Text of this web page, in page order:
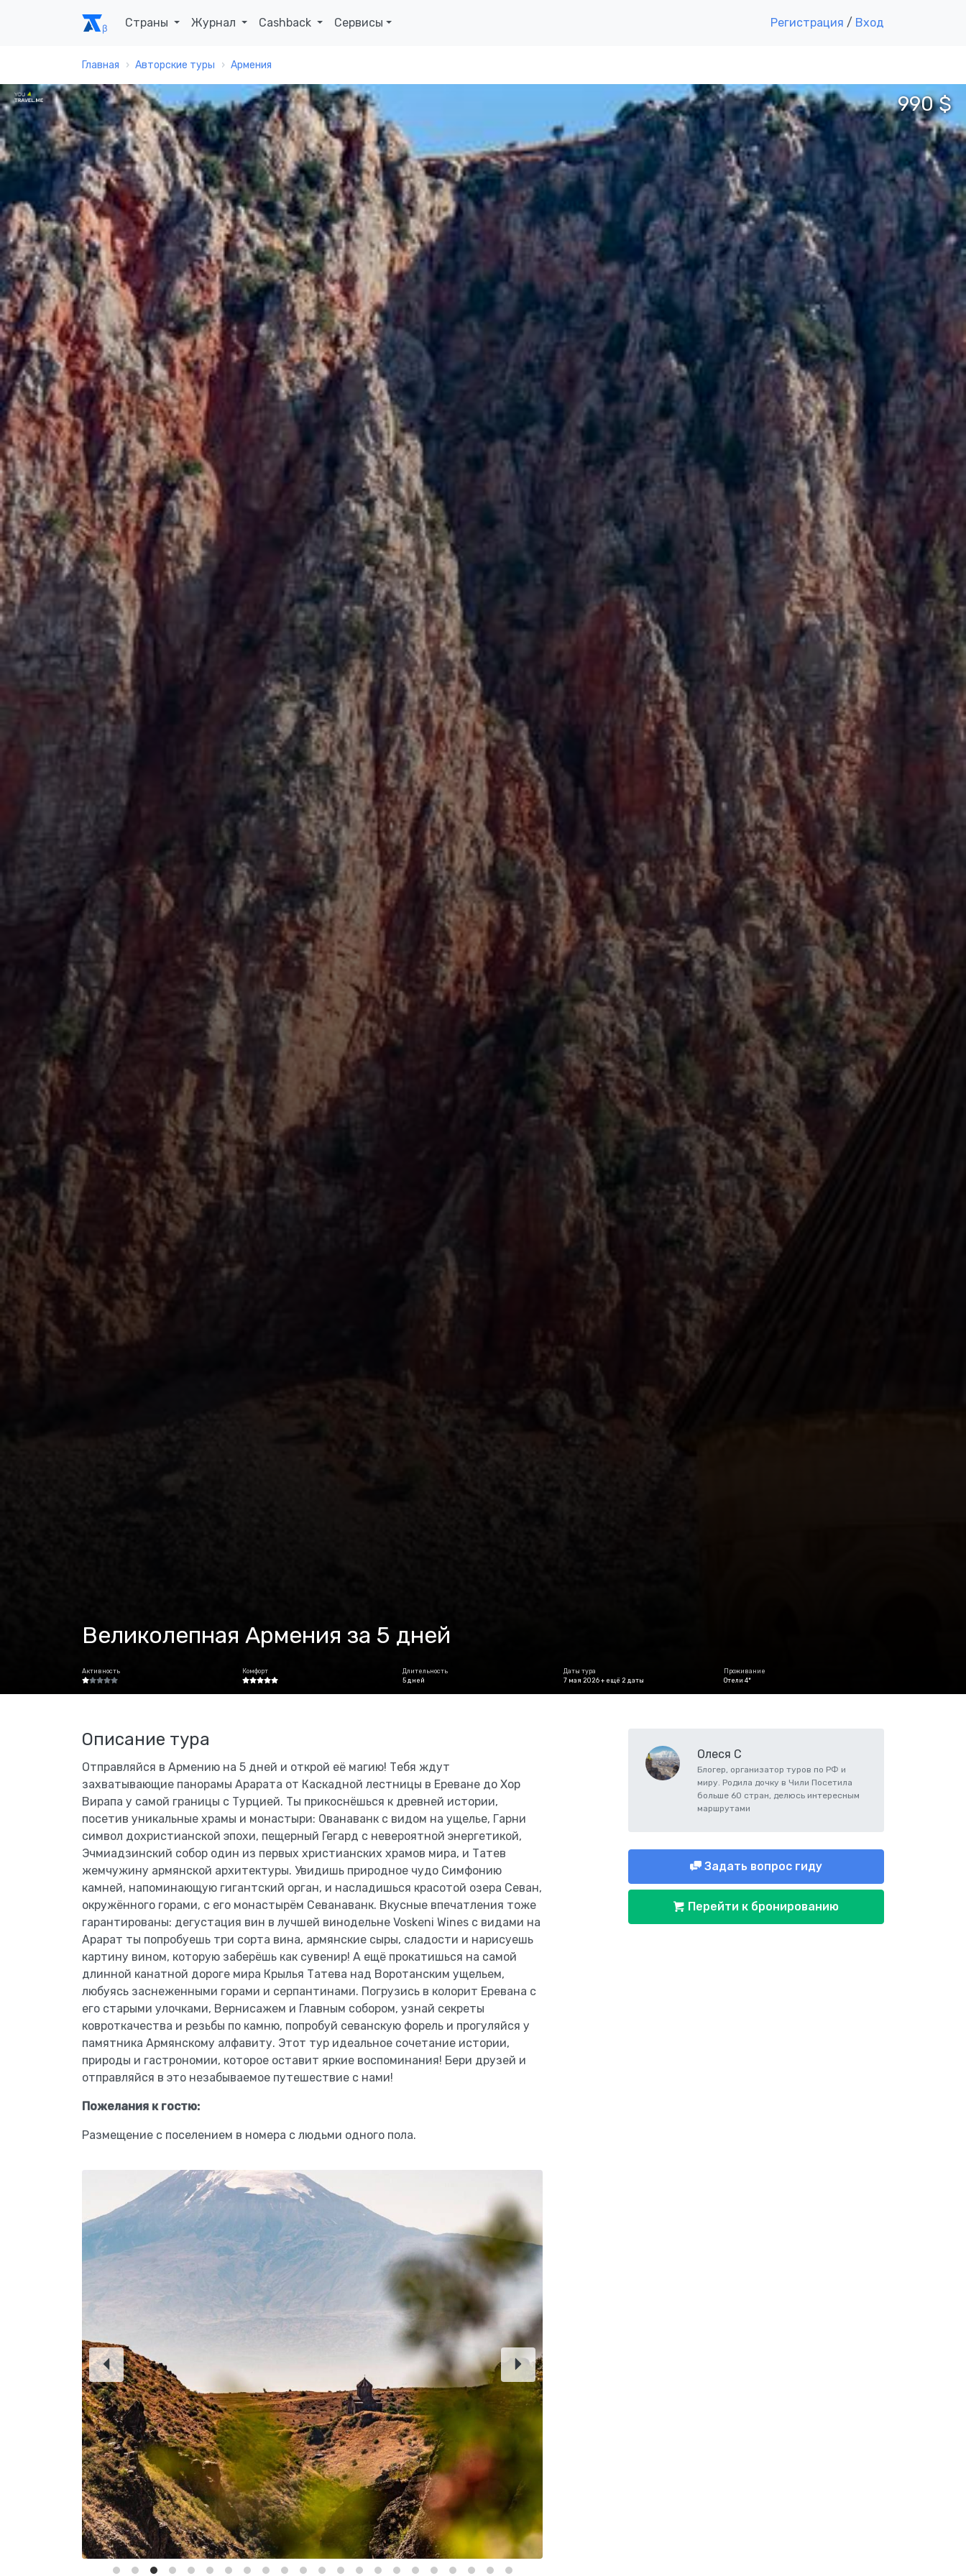
Страны Журнал Cashback Сервисы Регистрация / Вход
Главная Авторские туры Армения
990 $
Великолепная Армения за 5 дней
Активность Комфорт
Длительность
5 дней
Даты тура
7 мая 2026 + ещё 2 даты
Проживание
Отели 4*
Описание тура
Отправляйся в Армению на 5 дней и открой её магию! Тебя ждут
захватывающие панорамы Арарата от Каскадной лестницы в Ереване до Хор
Вирапа у самой границы с Турцией. Ты прикоснёшься к древней истории,
посетив уникальные храмы и монастыри: Ованаванк с видом на ущелье, Гарни
символ дохристианской эпохи, пещерный Гегард с невероятной энергетикой,
Эчмиадзинский собор один из первых христианских храмов мира, и Татев
жемчужину армянской архитектуры. Увидишь природное чудо Симфонию
камней, напоминающую гигантский орган, и насладишься красотой озера Севан,
окружённого горами, с его монастырём Севанаванк. Вкусные впечатления тоже
гарантированы: дегустация вин в лучшей винодельне Voskeni Wines с видами на
Арарат ты попробуешь три сорта вина, армянские сыры, сладости и нарисуешь
картину вином, которую заберёшь как сувенир! А ещё прокатишься на самой
длинной канатной дороге мира Крылья Татева над Воротанским ущельем,
любуясь заснеженными горами и серпантинами. Погрузись в колорит Еревана с
его старыми улочками, Вернисажем и Главным собором, узнай секреты
ковроткачества и резьбы по камню, попробуй севанскую форель и прогуляйся у
памятника Армянскому алфавиту. Этот тур идеальное сочетание истории,
природы и гастрономии, которое оставит яркие воспоминания! Бери друзей и
отправляйся в это незабываемое путешествие с нами!
Пожелания к гостю:
Размещение с поселением в номера с людьми одного пола.
Олеся С
Блогер, организатор туров по РФ и
миру. Родила дочку в Чили Посетила
больше 60 стран, делюсь интересным
маршрутами
Задать вопрос гиду
Перейти к бронированию